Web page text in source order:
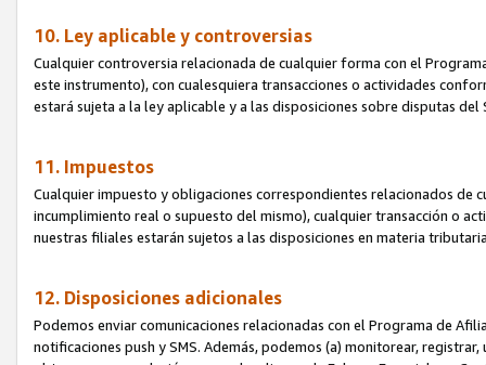
10. Ley aplicable y controversias
Cualquier controversia relacionada de cualquier forma con el
este instrumento), con cualesquiera transacciones o actividades
estará sujeta a la ley aplicable y a las disposiciones sobre disputas
11. Impuestos
Cualquier impuesto y obligaciones correspondientes relacionados de
incumplimiento real o supuesto del mismo), cualquier transacción o
nuestras filiales estarán sujetos a las disposiciones en materia
12. Disposiciones adicionales
Podemos enviar comunicaciones relacionadas con el Programa de
notificaciones push y SMS. Además, podemos (a) monitorear,